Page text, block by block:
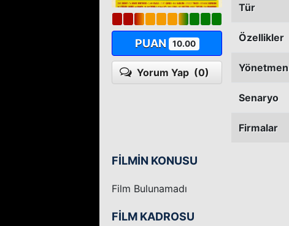
PUAN 10.00
Yorum Yap (0)
Tür
Özellikler
Yönetmen
Senaryo
Firmalar
FİLMİN KONUSU
Film Bulunamadı
FİLM KADROSU